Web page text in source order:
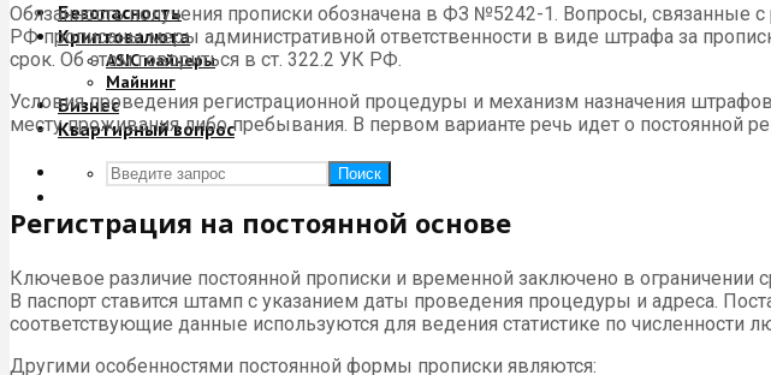
Безопасность
Криптовалюта
ASIC майнеры
Майнинг
Бизнес
Квартирный вопрос
Поиск
Обязанность получения прописки обозначена в ФЗ №5242-1. Вопросы, связанные
РФ прописаны меры административной ответственности в виде штрафа за
срок. Об этом говориться в ст. 322.2 УК РФ.
Условия проведения регистрационной процедуры и механизм назначения
месту проживания либо пребывания. В первом варианте речь идет о постоянной
Регистрация на постоянной основе
Ключевое различие постоянной прописки и временной заключено в ограничении
В паспорт ставится штамп с указанием даты проведения процедуры и адреса.
соответствующие данные используются для ведения статистике по
Другими особенностями постоянной формы прописки являются: